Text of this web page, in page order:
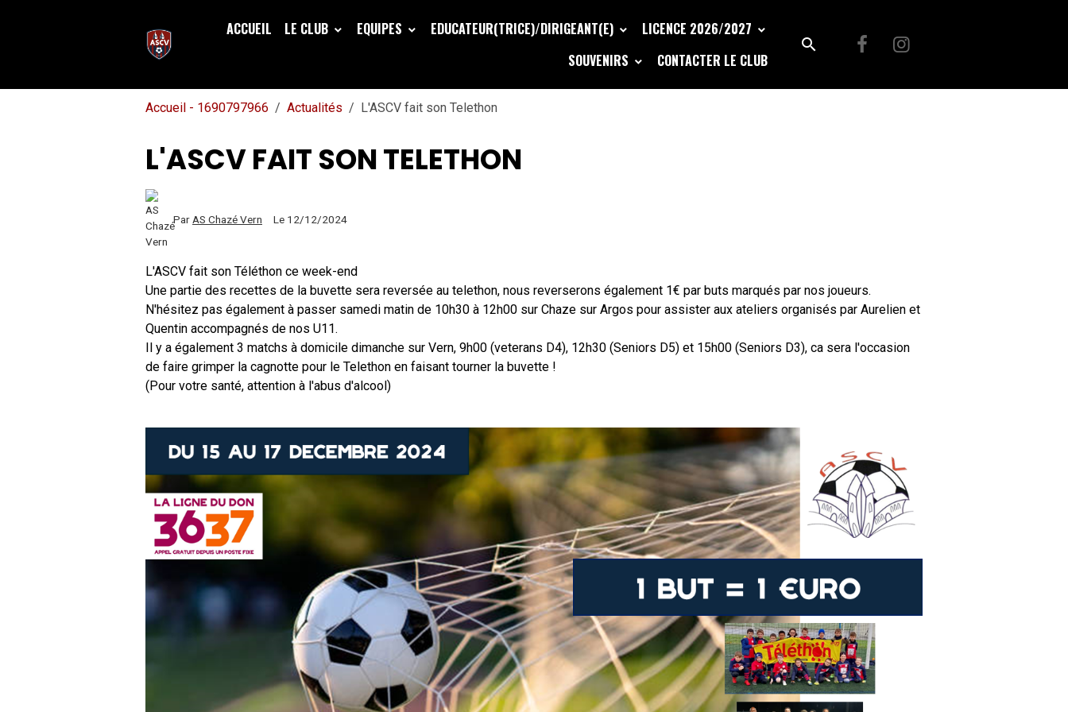
ACCUEIL LE CLUB EQUIPES EDUCATEUR(TRICE)/DIRIGEANT(E)
LICENCE 2026/2027
SOUVENIRS
CONTACTER LE CLUB
Accueil - 1690797966 Actualités L'ASCV fait son Telethon
L'ASCV FAIT SON TELETHON
Par AS Chazé Vern Le 12/12/2024
L'ASCV fait son Téléthon ce week-end
Une partie des recettes de la buvette sera reversée au telethon, nous reverserons également 1€ par buts marqués par nos joueurs.
N'hésitez pas également à passer samedi matin de 10h30 à 12h00 sur Chaze sur Argos pour assister aux ateliers organisés par Aurelien et
Quentin accompagnés de nos U11.
Il y a également 3 matchs à domicile dimanche sur Vern, 9h00 (veterans D4), 12h30 (Seniors D5) et 15h00 (Seniors D3), ca sera l'occasion
de faire grimper la cagnotte pour le Telethon en faisant tourner la buvette !
(Pour votre santé, attention à l'abus d'alcool)